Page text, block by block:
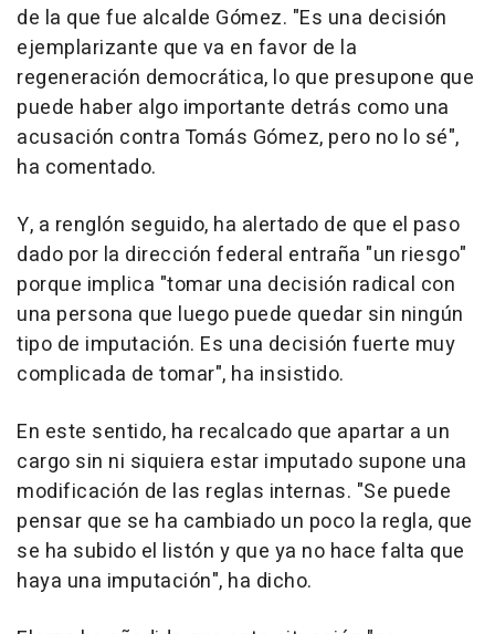
de la que fue alcalde Gómez. "Es una decisión
ejemplarizante que va en favor de la
regeneración democrática, lo que presupone que
puede haber algo importante detrás como una
acusación contra Tomás Gómez, pero no lo sé",
ha comentado.
Y, a renglón seguido, ha alertado de que el paso
dado por la dirección federal entraña "un riesgo"
porque implica "tomar una decisión radical con
una persona que luego puede quedar sin ningún
tipo de imputación. Es una decisión fuerte muy
complicada de tomar", ha insistido.
En este sentido, ha recalcado que apartar a un
cargo sin ni siquiera estar imputado supone una
modificación de las reglas internas. "Se puede
pensar que se ha cambiado un poco la regla, que
se ha subido el listón y que ya no hace falta que
haya una imputación", ha dicho.